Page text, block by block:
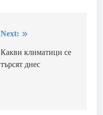
Next:
Какви климатици се
търсят днес